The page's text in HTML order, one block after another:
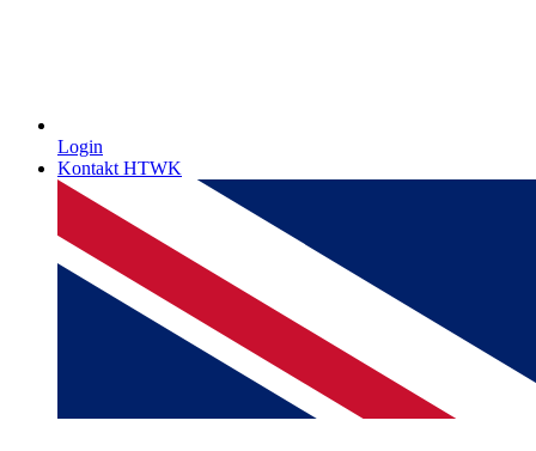
Login
Kontakt HTWK